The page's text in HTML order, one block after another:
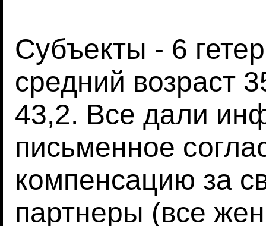
Субъекты - 6
средний возраст
43,2. Все дали
письменное
компенсацию за
партнеры (все